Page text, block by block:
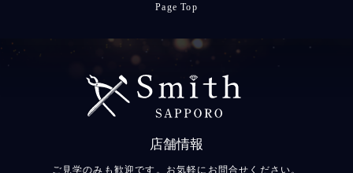
Page Top
店舗情報
ご見学のみも歓迎です。お気軽にお問合せください。